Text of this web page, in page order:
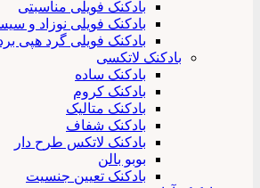
بادکنک فویلی مناسبتی
بادکنک فویلی نوزاد و
بادکنک فویلی گرد هپی
بادکنک لاتکسی
بادکنک ساده
بادکنک کروم
بادکنک متالیک
بادکنک شفاف
بادکنک لاتکس طرح دار
بوبو بالن
بادکنک تعیین جنسیت